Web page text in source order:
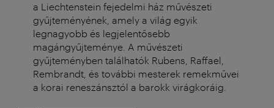
a Liechtenstein fejedelmi ház művészeti
gyűjteményének, amely a világ egyik
legnagyobb és legjelentősebb
magángyűjteménye. A művészeti
gyűjteményben találhatók Rubens, Raffael,
Rembrandt, és további mesterek remekművei
a korai reneszánsztól a barokk virágkoráig.